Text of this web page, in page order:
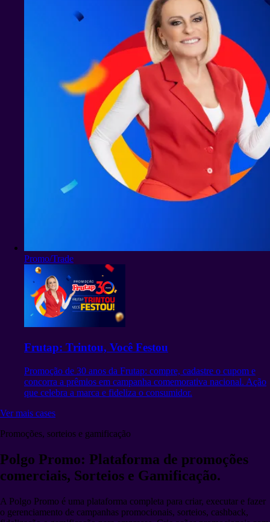
Promo/Trade
Frutap: Trintou, Você Festou
Promoção de 30 anos da Frutap: compre, cadastre o cupom e
concorra a prêmios em campanha comemorativa nacional. Ação
que celebra a marca e fideliza o consumidor.
Ver mais cases
Promoções, sorteios e gamificação
Polgo Promo: Plataforma de promoções
comerciais, Sorteios e Gamificação.
A Polgo Promo é uma plataforma completa para criar, executar e fazer
o gerenciamento de campanhas promocionais, sorteios, cashback,